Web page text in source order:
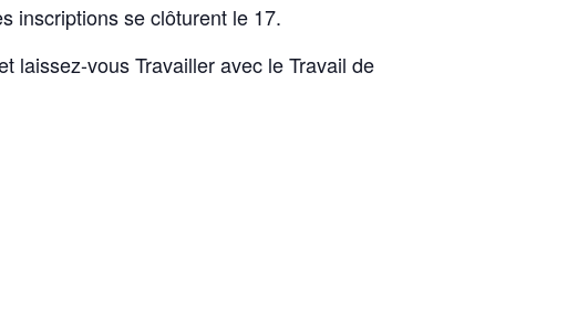
inscriptions se clôturent le 17.
laissez-vous Travailler avec le Travail de